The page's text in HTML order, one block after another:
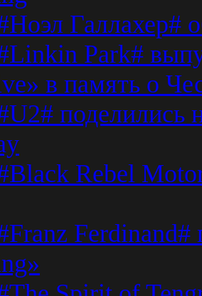
Галлахер#
Park#
в память о
Rebel
Ferdinand#